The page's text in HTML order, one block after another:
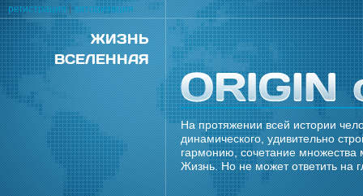
ЖИЗНЬ
ВСЕЛЕННАЯ
На протяжении всей истории
динамического, удивительно
гармонию, сочетание множества
Жизнь. Но не может ответить на
регистрация|авторизация